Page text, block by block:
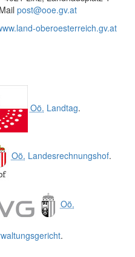
post@ooe.gv.at
oberoesterreich.gv.at
Oö. Landtag.
Oö. Landesrechnungshof.
Oö.
.